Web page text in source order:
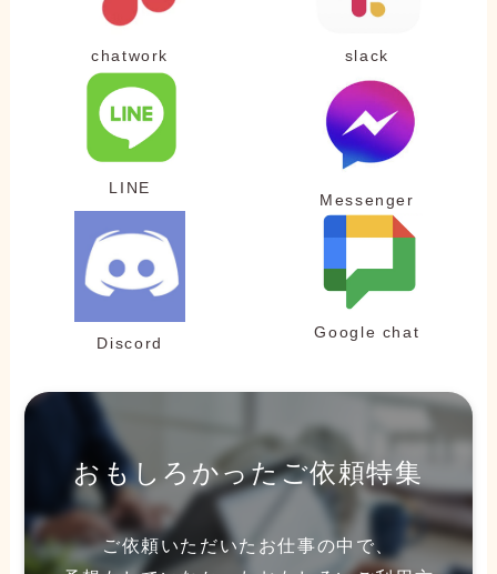
chatwork slack
LINE
Messenger
Discord
Google chat
おもしろかったご依頼特集
ご依頼いただいたお仕事の中で、